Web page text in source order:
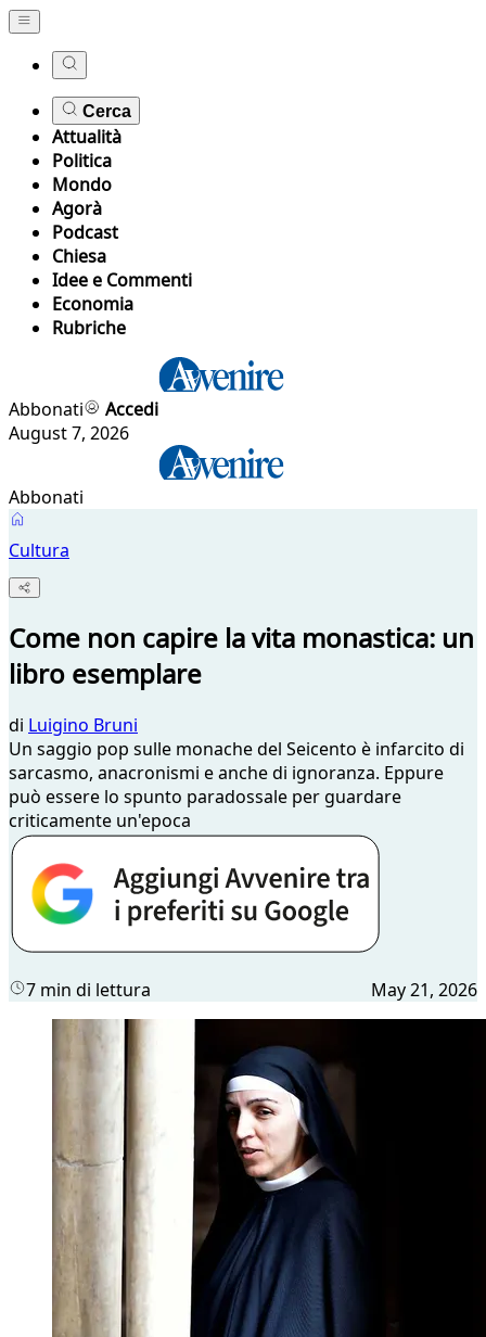
Cerca
Attualità
Politica
Mondo
Agorà
Podcast
Chiesa
Idee e Commenti
Economia
Rubriche
Abbonati
Accedi
August 7, 2026
Abbonati
Cultura
Come non capire la vita monastica: un
libro esemplare
di Luigino Bruni
Un saggio pop sulle monache del Seicento è infarcito di
sarcasmo, anacronismi e anche di ignoranza. Eppure
può essere lo spunto paradossale per guardare
criticamente un'epoca
7 min di lettura May 21, 2026